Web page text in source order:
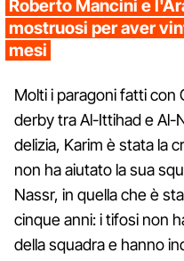
Roberto Mancini e
mostruosi per aver
mesi
Molti i paragoni fatti con
derby tra Al-Ittihad e Al-
delizia, Karim è stata la
non ha aiutato la sua
Nassr, in quella che è
cinque anni: i tifosi non
della squadra e hanno